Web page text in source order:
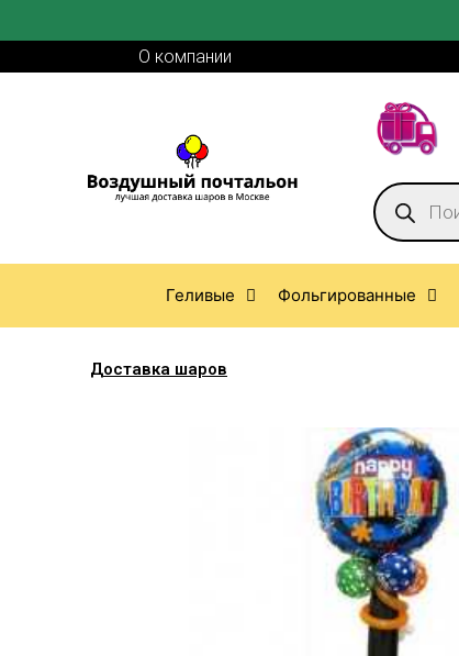
О компании
Геливые Фольгированные
Доставка шаров